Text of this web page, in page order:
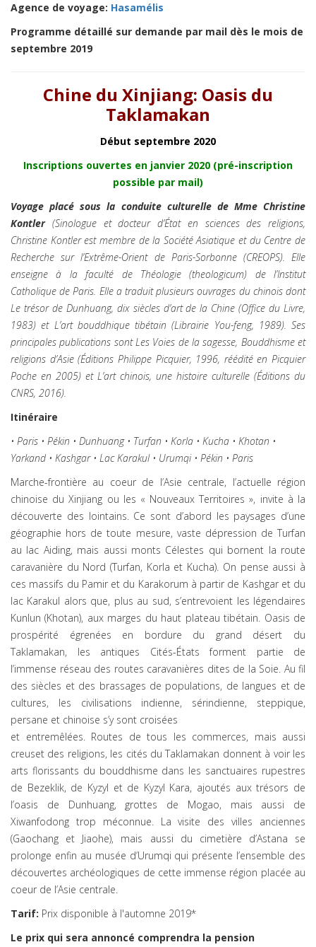
Agence de voyage: Hasamélis
Programme détaillé sur demande par mail dès le mois de
septembre 2019
Chine du Xinjiang: Oasis du
Taklamakan
Début septembre 2020
Inscriptions ouvertes en janvier 2020 (pré-inscription
possible par mail)
Voyage placé sous la conduite culturelle de Mme Christine
Kontler(Sinologue et docteur d’État en sciences des religions,
Christine Kontler est membre de la Société Asiatique et du Centre de
Recherche sur l’Extrême-Orient de Paris-Sorbonne (CREOPS). Elle
enseigne à la faculté de Théologie (theologicum) de l’Institut
Catholique de Paris. Elle a traduit plusieurs ouvrages du chinois dont
Le trésor de Dunhuang, dix siècles d’art de la Chine (Office du Livre,
1983) et L’art bouddhique tibétain (Librairie You-feng, 1989). Ses
principales publications sont Les Voies de la sagesse, Bouddhisme et
religions d’Asie (Éditions Philippe Picquier, 1996, réédité en Picquier
Poche en 2005) et L’art chinois, une histoire culturelle (Éditions du
CNRS, 2016).
Itinéraire
• Paris • Pékin • Dunhuang • Turfan • Korla • Kucha • Khotan •
Yarkand • Kashgar • Lac Karakul • Urumqi • Pékin • Paris
Marche-frontière au coeur de l’Asie centrale, l’actuelle région
chinoise du Xinjiang ou les « Nouveaux Territoires », invite à la
découverte des lointains. Ce sont d’abord les paysages d’une
géographie hors de toute mesure, vaste dépression de Turfan
au lac Aiding, mais aussi monts Célestes qui bornent la route
caravanière du Nord (Turfan, Korla et Kucha). On pense aussi à
ces massifs du Pamir et du Karakorum à partir de Kashgar et du
lac Karakul alors que, plus au sud, s’entrevoient les légendaires
Kunlun (Khotan), aux marges du haut plateau tibétain. Oasis de
prospérité égrenées en bordure du grand désert du
Taklamakan, les antiques Cités-États forment partie de
l’immense réseau des routes caravanières dites de la Soie. Au fil
des siècles et des brassages de populations, de langues et de
cultures, les civilisations indienne, sérindienne, steppique,
persane et chinoise s’y sont croisées
et entremêlées. Routes de tous les commerces, mais aussi
creuset des religions, les cités du Taklamakan donnent à voir les
arts florissants du bouddhisme dans les sanctuaires rupestres
de Bezeklik, de Kyzyl et de Kyzyl Kara, ajoutés aux trésors de
l’oasis de Dunhuang, grottes de Mogao, mais aussi de
Xiwanfodong trop méconnue. La visite des villes anciennes
(Gaochang et Jiaohe), mais aussi du cimetière d’Astana se
prolonge enfin au musée d’Urumqi qui présente l’ensemble des
découvertes archéologiques de cette immense région placée au
coeur de l’Asie centrale.
Tarif: Prix disponible à l'automne 2019*
Le prix qui sera annoncé comprendra la pension